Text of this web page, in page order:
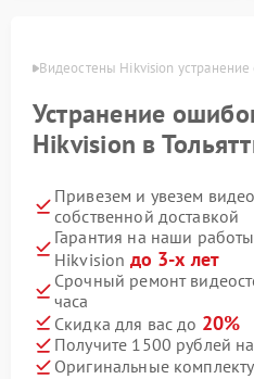
Видеостены Hikvision
Устранение
Hikvision в
Привезем и увезем
собственной доставкой
Гарантия на наши
Hikvision до 3-х лет
Срочный ремонт
часа
Скидка для вас до 20%
Получите 1500 рублей
Оригинальные